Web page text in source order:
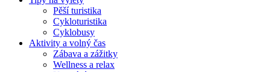
Pěší turistika
Cykloturistika
Cyklobusy
Aktivity a volný čas
Zábava a zážitky
Wellness a relax